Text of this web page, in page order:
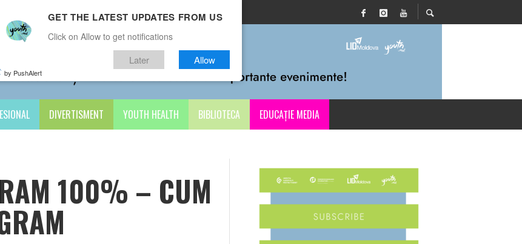
ȘI CONDIȚII CONTACTE
DIVERTISMENT YOUTH HEALTH BIBLIOTECA EDUCAȚIE MEDIA
100% – CUM
GET THE LATEST UPDATES FROM US
Click on Allow to get notifications
Later Allow
by PushAlert